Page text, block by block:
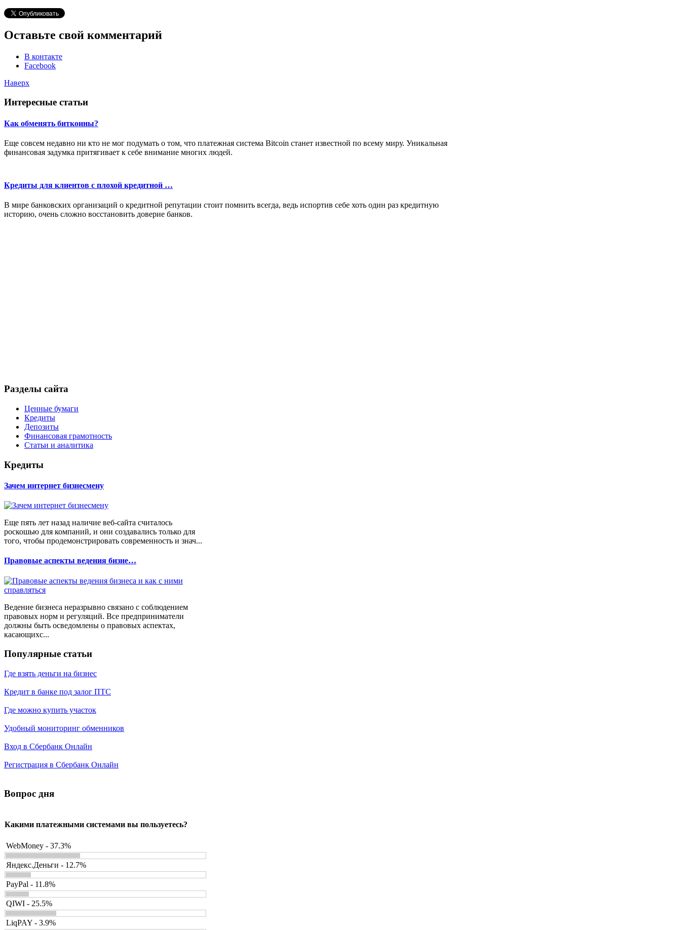
Оставьте свой комментарий
В контакте
Facebook
Наверх
Интересные статьи
Как обменять биткоины?
Еще совсем недавно ни кто не мог подумать о том, что платежная система Bitcoin станет известной по всему миру. Уникальная
финансовая задумка притягивает к себе внимание многих людей.
Кредиты для клиентов с плохой кредитной …
В мире банковских организаций о кредитной репутации стоит помнить всегда, ведь испортив себе хоть один раз кредитную
историю, очень сложно восстановить доверие банков.
Разделы сайта
Ценные бумаги
Кредиты
Депозиты
Финансовая грамотность
Статьи и аналитика
Кредиты
Зачем интернет бизнесмену
Еще пять лет назад наличие веб-сайта считалось
роскошью для компаний, и они создавались только для
того, чтобы продемонстрировать современность и знач...
Правовые аспекты ведения бизне…
Ведение бизнеса неразрывно связано с соблюдением
правовых норм и регуляций. Все предприниматели
должны быть осведомлены о правовых аспектах,
касающихс...
Популярные статьи
Где взять деньги на бизнес
Кредит в банке под залог ПТС
Где можно купить участок
Удобный мониторинг обменников
Вход в Сбербанк Онлайн
Регистрация в Сбербанк Онлайн
Вопрос дня
Какими платежными системами вы пользуетесь?
WebMoney - 37.3%
Яндекс.Деньги - 12.7%
PayPal - 11.8%
QIWI - 25.5%
LiqPAY - 3.9%